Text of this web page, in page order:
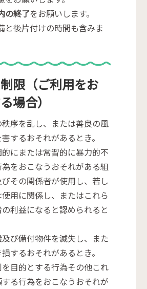
の終了をお願いします。
と後片付けの時間も含みま
限（ご利用をお
場合）
秩序を乱し、または善良の風
するおそれがあるとき。
にまたは常習的に暴力的不
をおこなうおそれがある組
その関係者が使用し、若し
使用に関係し、またはこれら
の利益になると認められると
び備付物件を滅失し、また
するおそれがあるとき。
を目的とする行為その他これ
する行為をおこなうおそれが